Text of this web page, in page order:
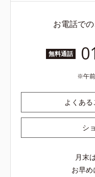
お電話で
無料通話
午
よくあ
シ
月末
お早め